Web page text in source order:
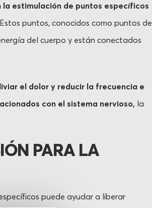
estimulación de puntos específicos
Estos puntos, conocidos como puntos de
del cuerpo y están conectados
el dolor y reducir la frecuencia e
con el sistema nervioso, la
PARA LA
puede ayudar a liberar